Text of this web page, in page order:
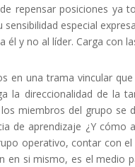
repensar posiciones ya
especial
él y no al líder. Carga con
en una trama vincular
la direccionalidad de la
miembros del grupo
de aprendizaje ¿Y
operativo, contar con
en si mismo, es el